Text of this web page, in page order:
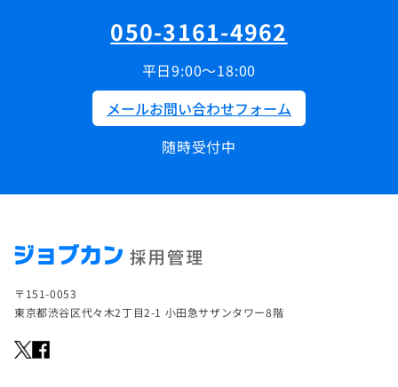
050-3161-4962
平日9:00～18:00
メールお問い合わせフォーム
随時受付中
〒151-0053
東京都渋谷区代々木2丁目2-1 小田急サザンタワー8階